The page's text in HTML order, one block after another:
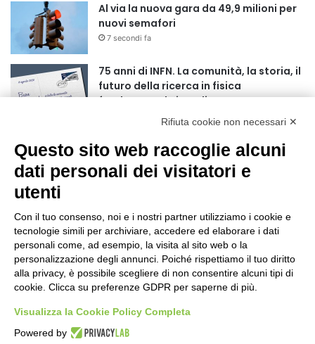
p
Al via la nuova gara da 49,9 milioni per
nuovi semafori
7 secondi fa
75 anni di INFN. La comunità, la storia, il
futuro della ricerca in fisica
fondamentale in Italia
oro iridato è azzurro
19 ore fa
fino al 25 settembre
24 ore fa
Torna il Moscerine Film Festival Summer
Camp
1 giorno fa
“Anomalie”, dal 30 agosto la XX
edizione
Rifiuta cookie non necessari ✕
Questo sito web raccoglie alcuni
dati personali dei visitatori e
utenti
Con il tuo consenso, noi e i nostri partner utilizziamo i cookie e
tecnologie simili per archiviare, accedere ed elaborare i dati
personali come, ad esempio, la visita al sito web o la
personalizzazione degli annunci. Poiché rispettiamo il tuo diritto
alla privacy, è possibile scegliere di non consentire alcuni tipi di
cookie. Clicca su preferenze GDPR per saperne di più.
Visualizza la Cookie Policy Completa
Powered by